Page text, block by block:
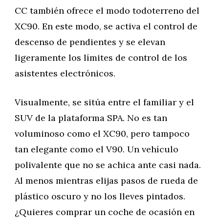
CC también ofrece el modo todoterreno del
XC90. En este modo, se activa el control de
descenso de pendientes y se elevan
ligeramente los límites de control de los
asistentes electrónicos.
Visualmente, se sitúa entre el familiar y el
SUV de la plataforma SPA. No es tan
voluminoso como el XC90, pero tampoco
tan elegante como el V90. Un vehículo
polivalente que no se achica ante casi nada.
Al menos mientras elijas pasos de rueda de
plástico oscuro y no los lleves pintados.
¿Quieres comprar un coche de ocasión en